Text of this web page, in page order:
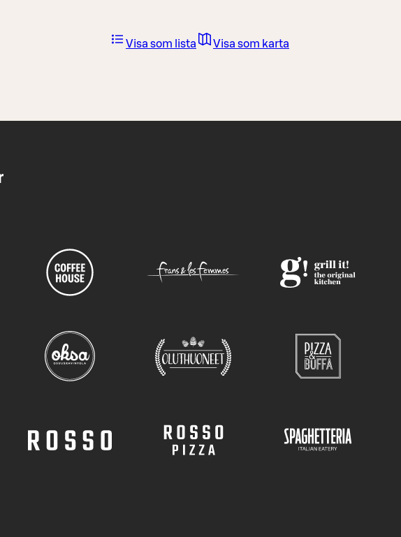
Visa som lista Visa som karta